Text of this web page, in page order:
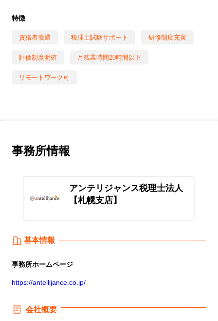
特徴
資格者優遇 税理士試験サポート 研修制度充実
評価制度明確 月残業時間20時間以下
リモートワーク可
事務所情報
アンテリジャンス税理士法人
【札幌支店】
基本情報
事務所ホームページ
https://antellijance.co.jp/
会社概要